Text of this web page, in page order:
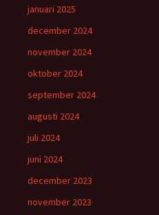
januari 2025
december 2024
november 2024
oktober 2024
september 2024
augusti 2024
juli 2024
juni 2024
december 2023
november 2023